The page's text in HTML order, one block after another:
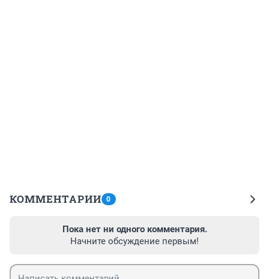
КОММЕНТАРИИ 0
Пока нет ни одного комментария.
Начните обсуждение первым!